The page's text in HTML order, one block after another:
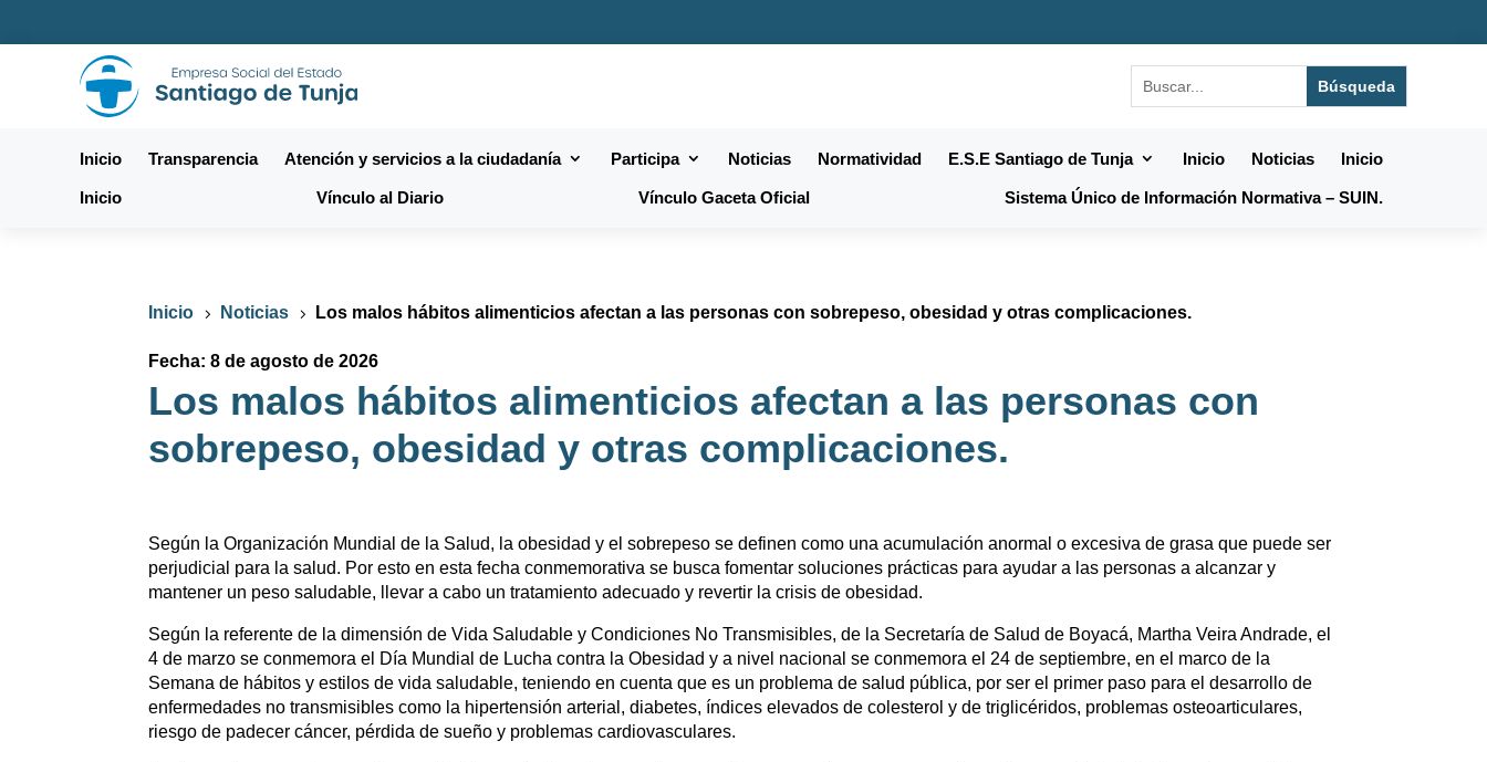
Inicio Transparencia Atención y servicios a la ciudadanía Participa Noticias Normatividad E.S.E Santiago de Tunja Inicio Noticias Inicio
Inicio Vínculo al Diario Vínculo Gaceta Oficial Sistema Único de Información Normativa – SUIN.
Inicio 5 Noticias 5 Los malos hábitos alimenticios afectan a las personas con sobrepeso, obesidad y otras complicaciones.
Fecha: 8 de agosto de 2026
Los malos hábitos alimenticios afectan a las personas con
sobrepeso, obesidad y otras complicaciones.
Según la Organización Mundial de la Salud, la obesidad y el sobrepeso se definen como una acumulación anormal o excesiva de grasa que puede ser
perjudicial para la salud. Por esto en esta fecha conmemorativa se busca fomentar soluciones prácticas para ayudar a las personas a alcanzar y
mantener un peso saludable, llevar a cabo un tratamiento adecuado y revertir la crisis de obesidad.
Según la referente de la dimensión de Vida Saludable y Condiciones No Transmisibles, de la Secretaría de Salud de Boyacá, Martha Veira Andrade, el
4 de marzo se conmemora el Día Mundial de Lucha contra la Obesidad y a nivel nacional se conmemora el 24 de septiembre, en el marco de la
Semana de hábitos y estilos de vida saludable, teniendo en cuenta que es un problema de salud pública, por ser el primer paso para el desarrollo de
enfermedades no transmisibles como la hipertensión arterial, diabetes, índices elevados de colesterol y de triglicéridos, problemas osteoarticulares,
riesgo de padecer cáncer, pérdida de sueño y problemas cardiovasculares.